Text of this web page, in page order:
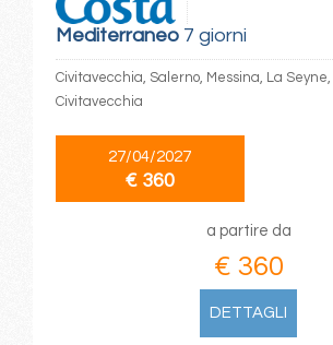
Mediterraneo7 giorni
Civitavecchia, Salerno, Messina, La Seyne,
Civitavecchia
27/04/2027
€ 360
a partire da
€ 360
DETTAGLI